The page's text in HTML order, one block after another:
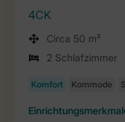
4CK
Circa 50 m²
2 Schlafzimmer